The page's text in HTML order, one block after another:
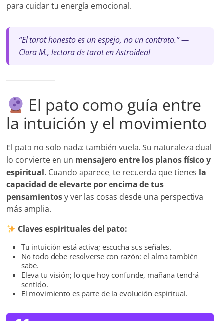
para cuidar tu energía emocional.
“El tarot honesto es un espejo, no un contrato.” —
Clara M., lectora de tarot en Astroideal
El pato como guía entre
la intuición y el movimiento
El pato no solo nada: también vuela. Su naturaleza dual
lo convierte en un mensajero entre los planos físico y
espiritual. Cuando aparece, te recuerda que tienes la
capacidad de elevarte por encima de tus
pensamientosy ver las cosas desde una perspectiva
más amplia.
Claves espirituales del pato:
Tu intuición está activa; escucha sus señales.
No todo debe resolverse con razón: el alma también
sabe.
Eleva tu visión; lo que hoy confunde, mañana tendrá
sentido.
El movimiento es parte de la evolución espiritual.